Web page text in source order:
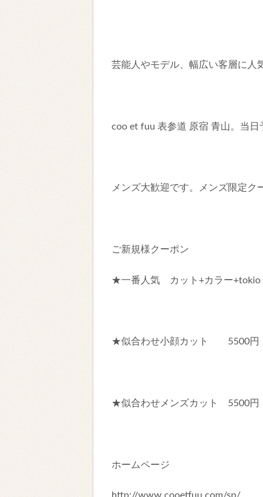
芸能人やモデル、幅広い客層に人
coo et fuu 表参道 原宿 青山。当日
メンズ大歓迎です。メンズ限定ク
ご新規様クーポン
★一番人気 カット+カラー+tokio
★似合わせ小顔カット 5500円
★似合わせメンズカット 5500円
ホームページ